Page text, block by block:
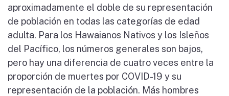
aproximadamente el doble de su representación
de población en todas las categorías de edad
adulta. Para los Hawaianos Nativos y los Isleños
del Pacífico, los números generales son bajos,
pero hay una diferencia de cuatro veces entre la
proporción de muertes por COVID-19 y su
representación de la población. Más hombres